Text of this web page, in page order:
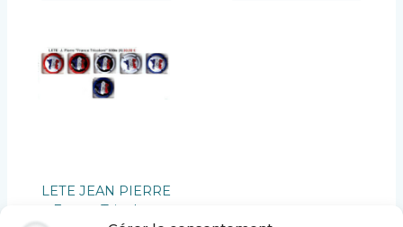
LETE JEAN PIERRE
« France Tricolore »